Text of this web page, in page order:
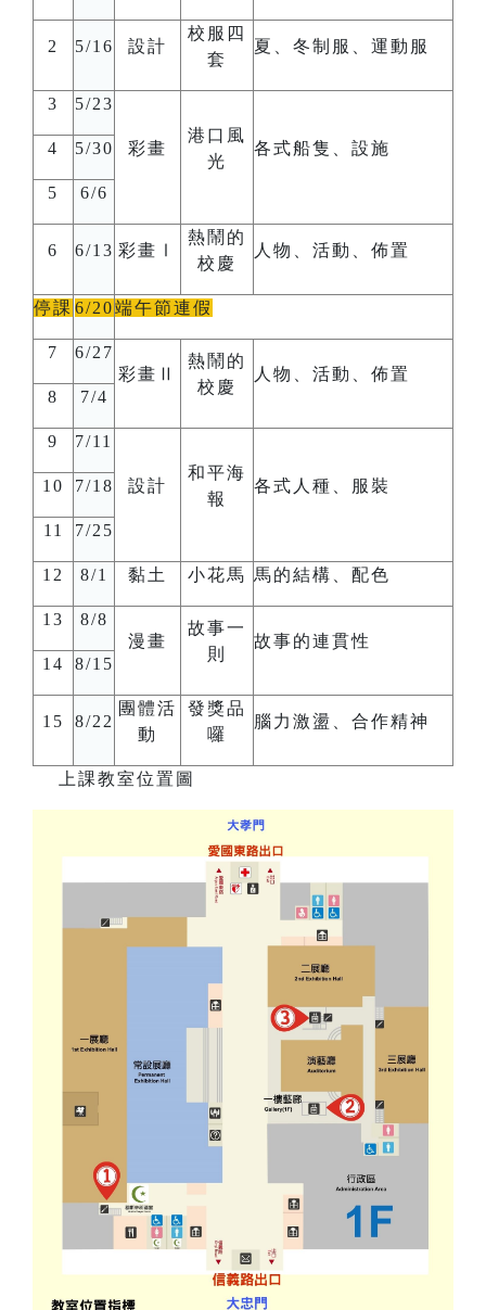
2 5/16 設計
校服四
套
夏、冬制服、運動服
3 5/23
彩畫
港口風
光
各式船隻、設施
4 5/30
5 6/6
6 6/13 彩畫Ⅰ
熱鬧的
校慶
人物、活動、佈置
停課 6/20端午節連假
7
6/27
彩畫Ⅱ
熱鬧的
校慶
人物、活動、佈置
8
7/4
9 7/11
設計
和平海
報
各式人種、服裝
10 7/18
11 7/25
12 8/1 黏土 小花馬 馬的結構、配色
13
8/8
漫畫
故事一
則
故事的連貫性
14
8/15
15 8/22
團體活
動
發獎品
囉
腦力激盪、合作精神
上課教室位置圖